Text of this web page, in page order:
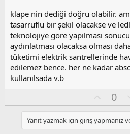
klape nin dediği doğru olabilir.
tasarruflu bir şekil olacakse ve
teknolojiye göre yapılması
aydınlatması olacaksa olması
tüketimi elektrik santrellerinde
edilemez bence. her ne kadar
kullanılsada v.b
y
l
a
0
Yanıt yazmak için giriş yapmanız